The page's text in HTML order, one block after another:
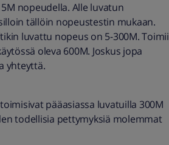
nopeudella. Alle luvatun
tällöin nopeustestin mukaan.
luvattu nopeus on 5-300M. Toimii
oleva 600M. Joskus jopa
yhteyttä.
pääasiassa luvatuilla 300M
todellisia pettymyksiä molemmat